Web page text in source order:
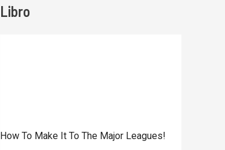
Libro
How To Make It To The Major Leagues!